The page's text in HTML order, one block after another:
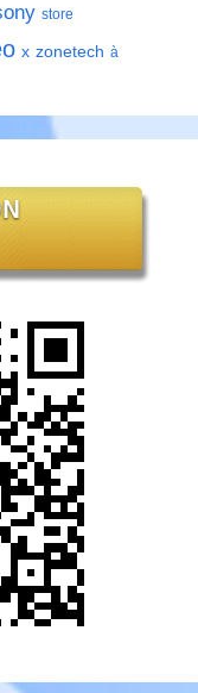
store
x zonetech à